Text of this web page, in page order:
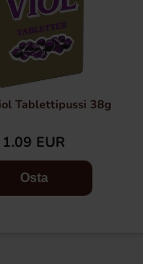
Tablettipussi 38g
1.09 EUR
Osta